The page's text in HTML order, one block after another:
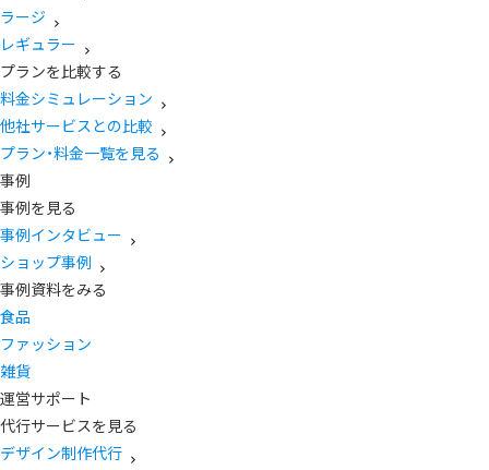
ラージ
レギュラー
プランを比較する
料金シミュレーション
他社サービスとの比較
プラン・料金一覧を見る
事例
事例を見る
事例インタビュー
ショップ事例
事例資料をみる
食品
ファッション
雑貨
運営サポート
代行サービスを見る
デザイン制作代行